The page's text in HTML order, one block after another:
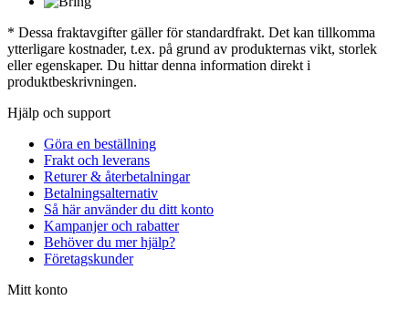
* Dessa fraktavgifter gäller för standardfrakt. Det kan tillkomma
ytterligare kostnader, t.ex. på grund av produkternas vikt, storlek
eller egenskaper. Du hittar denna information direkt i
produktbeskrivningen.
Hjälp och support
Göra en beställning
Frakt och leverans
Returer & återbetalningar
Betalningsalternativ
Så här använder du ditt konto
Kampanjer och rabatter
Behöver du mer hjälp?
Företagskunder
Mitt konto